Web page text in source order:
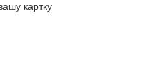
картку